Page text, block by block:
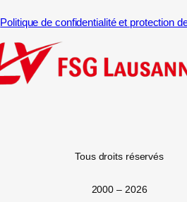
Politique de confidentialité et protection
Tous droits réservés
2000 – 2026